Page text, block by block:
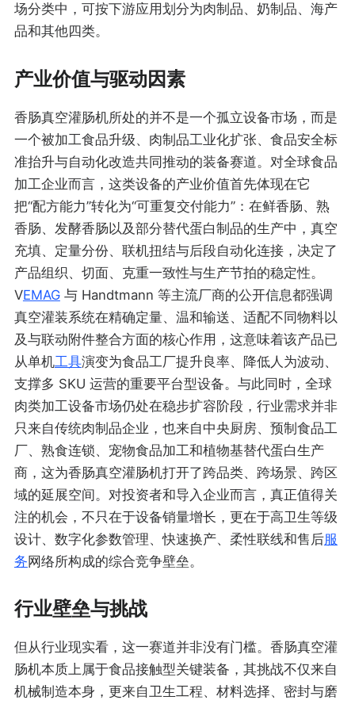
场分类中，可按下游应用划分为肉制品、奶制品、海产
品和其他四类。
产业价值与驱动因素
香肠真空灌肠机所处的并不是一个孤立设备市场，而是
一个被加工食品升级、肉制品工业化扩张、食品安全标
准抬升与自动化改造共同推动的装备赛道。对全球食品
加工企业而言，这类设备的产业价值首先体现在它
把“配方能力”转化为“可重复交付能力”：在鲜香肠、熟
香肠、发酵香肠以及部分替代蛋白制品的生产中，真空
充填、定量分份、联机扭结与后段自动化连接，决定了
产品组织、切面、克重一致性与生产节拍的稳定性。
VEMAG与 Handtmann 等主流厂商的公开信息都强调
真空灌装系统在精确定量、温和输送、适配不同物料以
及与联动附件整合方面的核心作用，这意味着该产品已
从单机工具演变为食品工厂提升良率、降低人为波动、
支撑多 SKU 运营的重要平台型设备。与此同时，全球
肉类加工设备市场仍处在稳步扩容阶段，行业需求并非
只来自传统肉制品企业，也来自中央厨房、预制食品工
厂、熟食连锁、宠物食品加工和植物基替代蛋白生产
商，这为香肠真空灌肠机打开了跨品类、跨场景、跨区
域的延展空间。对投资者和导入企业而言，真正值得关
注的机会，不只在于设备销量增长，更在于高卫生等级
设计、数字化参数管理、快速换产、柔性联线和售后服
务网络所构成的综合竞争壁垒。
行业壁垒与挑战
但从行业现实看，这一赛道并非没有门槛。香肠真空灌
肠机本质上属于食品接触型关键装备，其挑战不仅来自
机械制造本身，更来自卫生工程、材料选择、密封与磨